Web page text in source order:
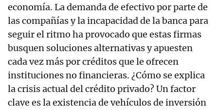
economía. La demanda de efectivo por parte de
las compañías y la incapacidad de la banca para
seguir el ritmo ha provocado que estas firmas
busquen soluciones alternativas y apuesten
cada vez más por créditos que le ofrecen
instituciones no financieras. ¿Cómo se explica
la crisis actual del crédito privado? Un factor
clave es la existencia de vehículos de inversión